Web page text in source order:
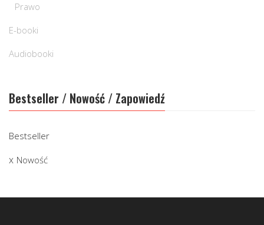
Prawo
E-booki
Audiobooki
Bestseller / Nowość / Zapowiedź
Bestseller
Nowość